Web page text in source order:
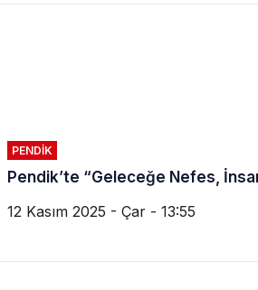
PENDIK
Pendik’te “Geleceğe Nefes,
12 Kasım 2025 - Çar - 13:55